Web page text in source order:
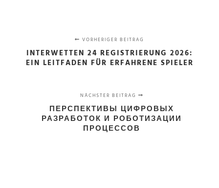
VORHERIGER BEITRAG
INTERWETTEN 24 REGISTRIERUNG 2026:
EIN LEITFADEN FÜR ERFAHRENE SPIELER
NÄCHSTER BEITRAG
ПЕРСПЕКТИВЫ ЦИФРОВЫХ
РАЗРАБОТОК И РОБОТИЗАЦИИ
ПРОЦЕССОВ